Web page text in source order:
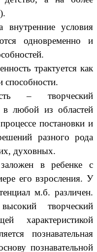
условия
одновременно и
трактуется как
способности.
– творческий
в любой из областей
постановки и
разного рода
духовных.
в ребенке с
его взросления. У
м.б. различен.
творческий
характеристикой
познавательная
познавательной